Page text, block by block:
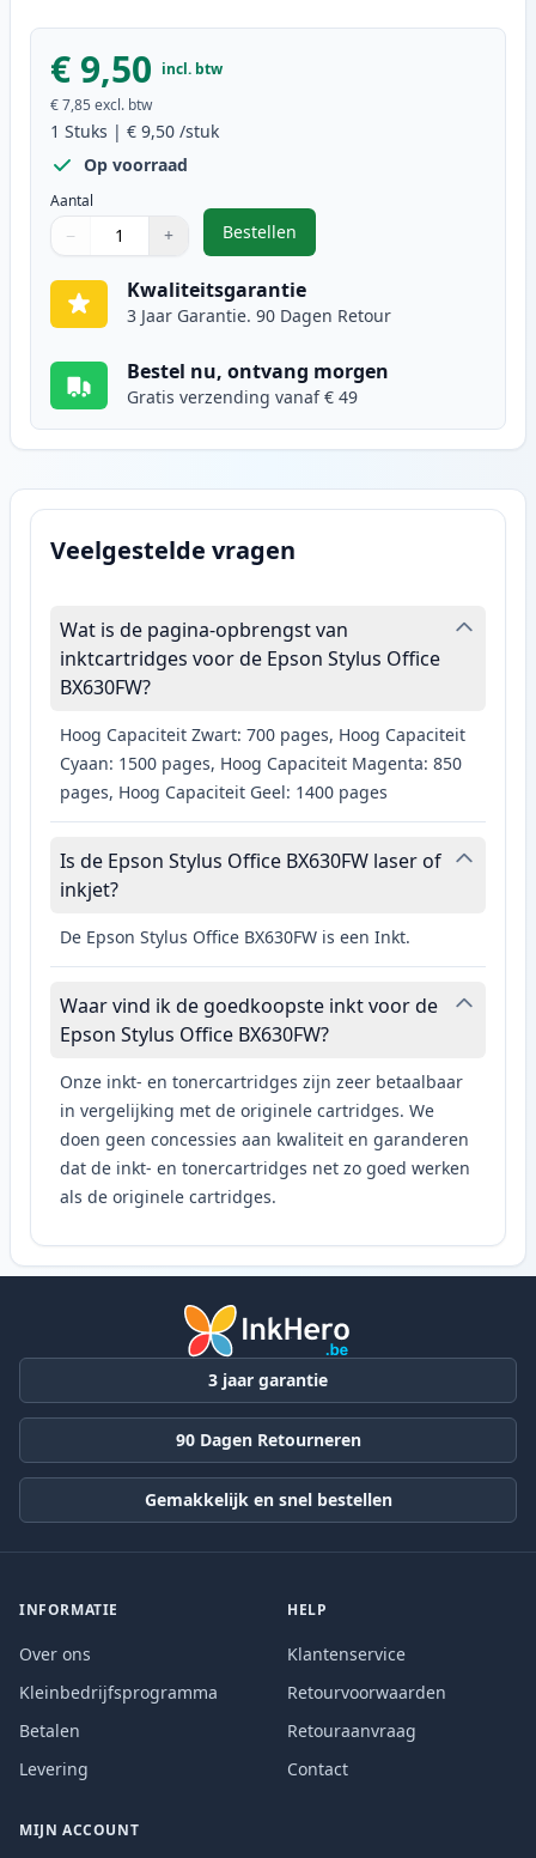
€ 9,50 incl. btw
€ 7,85 excl. btw
1 Stuks | € 9,50 /stuk
Op voorraad
Aantal
Gebruik de knoppen om aan te passen
− +
1
Bestellen
,Epson T1294 inktcartridge geel
Kwaliteitsgarantie
3 Jaar Garantie. 90 Dagen Retour
Bestel nu, ontvang morgen
Gratis verzending vanaf € 49
Veelgestelde vragen
Wat is de pagina-opbrengst van
inktcartridges voor de Epson Stylus Office
BX630FW?
Hoog Capaciteit Zwart: 700 pages, Hoog Capaciteit
Cyaan: 1500 pages, Hoog Capaciteit Magenta: 850
pages, Hoog Capaciteit Geel: 1400 pages
Is de Epson Stylus Office BX630FW laser of
inkjet?
De Epson Stylus Office BX630FW is een Inkt.
Waar vind ik de goedkoopste inkt voor de
Epson Stylus Office BX630FW?
Onze inkt- en tonercartridges zijn zeer betaalbaar
in vergelijking met de originele cartridges. We
doen geen concessies aan kwaliteit en garanderen
dat de inkt- en tonercartridges net zo goed werken
als de originele cartridges.
3 jaar garantie
90 Dagen Retourneren
Gemakkelijk en snel bestellen
INFORMATIE
Over ons
Kleinbedrijfsprogramma
Betalen
Levering
HELP
Klantenservice
Retourvoorwaarden
Retouraanvraag
Contact
MIJN ACCOUNT